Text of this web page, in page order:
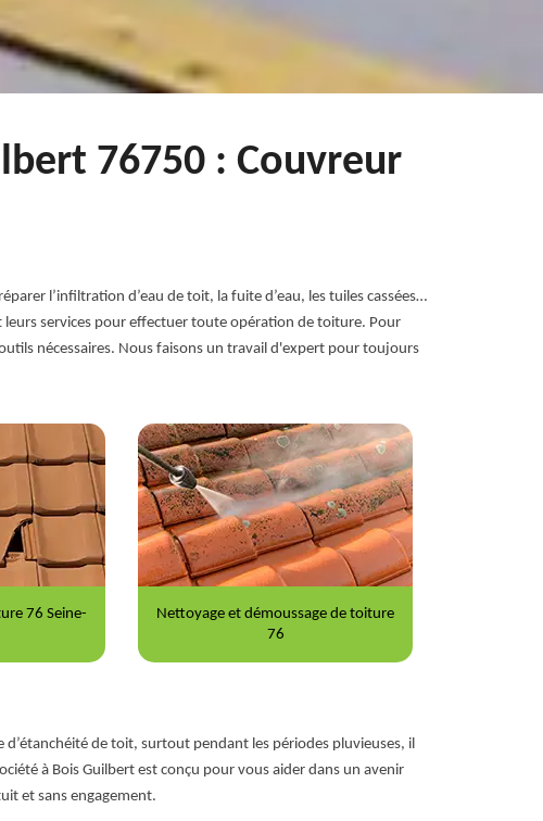
76750 : Couvreur
l’infiltration d’eau de toit, la fuite d’eau, les tuiles cassées…
leurs services pour effectuer toute opération de toiture. Pour
nécessaires. Nous faisons un travail d'expert pour toujours
de toiture
Peinture sur tuile 76
de toit, surtout pendant les périodes pluvieuses, il
à Bois Guilbert est conçu pour vous aider dans un avenir
et sans engagement.